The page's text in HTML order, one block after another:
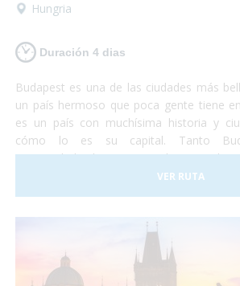
Hungria
Duración 4 dias
Budapest es una de las ciudades más
un país hermoso que poca gente tiene
es un país con muchísima historia y
cómo lo es su capital. Tanto
eran ciudades hermosas y ahora que
son la combinación más bella que puedas
si tienes unos días no te lo pienses más
tus necesidades y tu... ¡deberás encargarte
VER RUTA